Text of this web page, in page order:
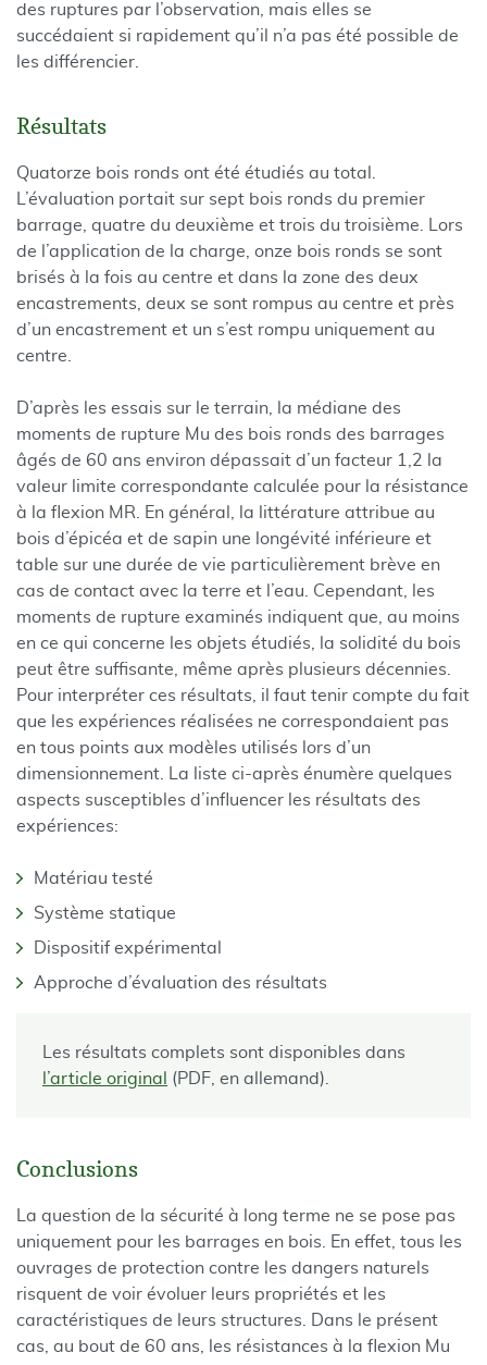
des ruptures par l’observation, mais elles se
succédaient si rapidement qu’il n’a pas été possible de
les différencier.
Résultats
Quatorze bois ronds ont été étudiés au total.
L’évaluation portait sur sept bois ronds du premier
barrage, quatre du deuxième et trois du troisième. Lors
de l’application de la charge, onze bois ronds se sont
brisés à la fois au centre et dans la zone des deux
encastrements, deux se sont rompus au centre et près
d’un encastrement et un s’est rompu uniquement au
centre.
D’après les essais sur le terrain, la médiane des
moments de rupture Mu des bois ronds des barrages
âgés de 60 ans environ dépassait d’un facteur 1,2 la
valeur limite correspondante calculée pour la résistance
à la flexion MR. En général, la littérature attribue au
bois d’épicéa et de sapin une longévité inférieure et
table sur une durée de vie particulièrement brève en
cas de contact avec la terre et l’eau. Cependant, les
moments de rupture examinés indiquent que, au moins
en ce qui concerne les objets étudiés, la solidité du bois
peut être suffisante, même après plusieurs décennies.
Pour interpréter ces résultats, il faut tenir compte du fait
que les expériences réalisées ne correspondaient pas
en tous points aux modèles utilisés lors d’un
dimensionnement. La liste ci-après énumère quelques
aspects susceptibles d’influencer les résultats des
expériences:
Matériau testé
Système statique
Dispositif expérimental
Approche d’évaluation des résultats
Les résultats complets sont disponibles dans
l’article original
(PDF, en allemand).
Conclusions
La question de la sécurité à long terme ne se pose pas
uniquement pour les barrages en bois. En effet, tous les
ouvrages de protection contre les dangers naturels
risquent de voir évoluer leurs propriétés et les
caractéristiques de leurs structures. Dans le présent
cas, au bout de 60 ans, les résistances à la flexion Mu